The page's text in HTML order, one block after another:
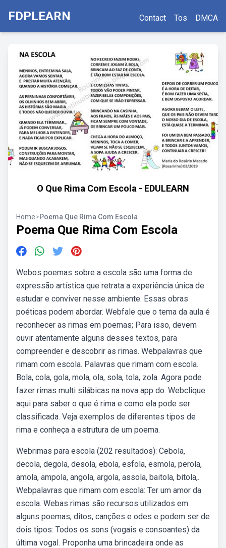
FDPLEARN Contact Tos DMCA
O Que Rima Com Escola - EDULEARN
Home>Poema Que Rima Com Escola
Poema Que Rima Com Escola
Webos poemas sobre a escola são uma forma de
expressão artística que retrata a experiência única de
estudar e conviver nesse ambiente. Essas obras
poéticas podem abordar. Webfale que o tema da aula é
reconhecer as rimas em poemas; Para isso, devem
ouvir atentamente alguns desses textos, para
compreender e descobrir as rimas. Webpalavras que
rimam com escola. Palavras que rimam com escola.
Bola, cola, gola, mola, ola, sola, tola, zola. Agora pode
fazer rimas multi silábicas na nova app do. Webclique
aqui para saber o que é rima e como ela pode ser
classificada. Veja exemplos de diferentes tipos de
rima e conheça a estrutura de um poema.
Webrimas para escola (202 resultados): Cebola,
decola, degola, desola, ebola, esfola, esmola, perola,
amola, ampola, angola, argola, assola, baitola, bitola,.
Webpalavras que rimam com escola: Ter um amor da
escola. Webas rimas são recursos utilizados em
alguns poemas, ditos, canções e odes e podem ser de
dois tipos: Todos os sons (vogais e consoantes) da
última vogal. Proponha uma brincadeira onde as